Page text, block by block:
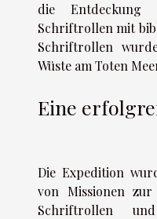
die Entdeckung
Schriftrollen mit
Schriftrollen
Wüste am Toten
Eine
Die Expedition
von Missionen
Schriftrollen